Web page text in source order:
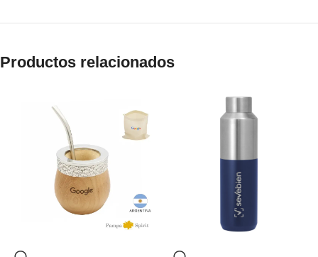
Productos relacionados